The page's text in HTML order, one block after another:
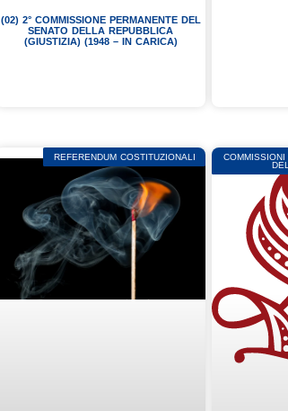
(02) 2° COMMISSIONE PERMANENTE DEL
SENATO DELLA REPUBBLICA
(GIUSTIZIA) (1948 – IN CARICA)
REFERENDUM COSTITUZIONALI